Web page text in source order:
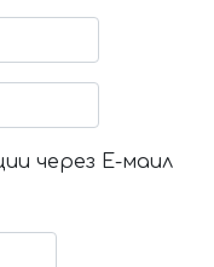
через Е-маил